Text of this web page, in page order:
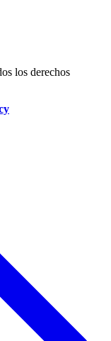
los derechos